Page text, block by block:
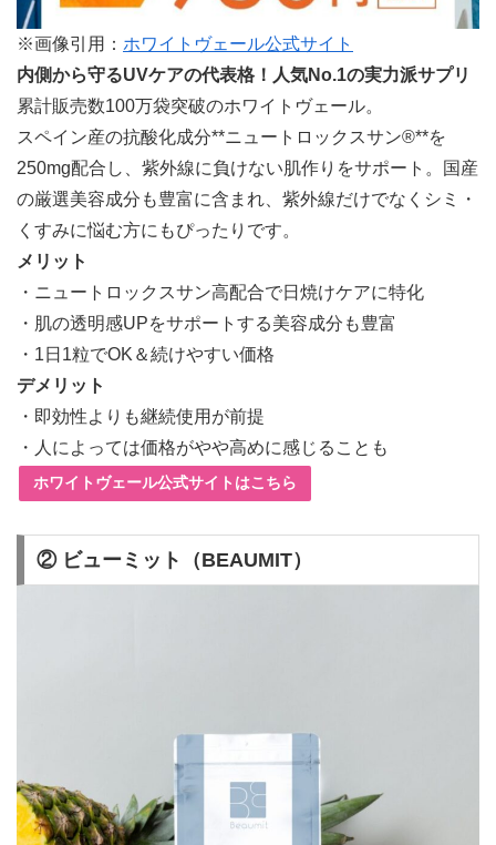
※画像引用： ホワイトヴェール公式サイト
内側から守るUVケアの代表格！人気No.1の実力派サプリ
累計販売数100万袋突破のホワイトヴェール。
スペイン産の抗酸化成分**ニュートロックスサン®**を
250mg配合し、紫外線に負けない肌作りをサポート。国産
の厳選美容成分も豊富に含まれ、紫外線だけでなくシミ・
くすみに悩む方にもぴったりです。
メリット
・ニュートロックスサン高配合で日焼けケアに特化
・肌の透明感UPをサポートする美容成分も豊富
・1日1粒でOK＆続けやすい価格
デメリット
・即効性よりも継続使用が前提
・人によっては価格がやや高めに感じることも
ホワイトヴェール公式サイトはこちら
② ビューミット（BEAUMIT）